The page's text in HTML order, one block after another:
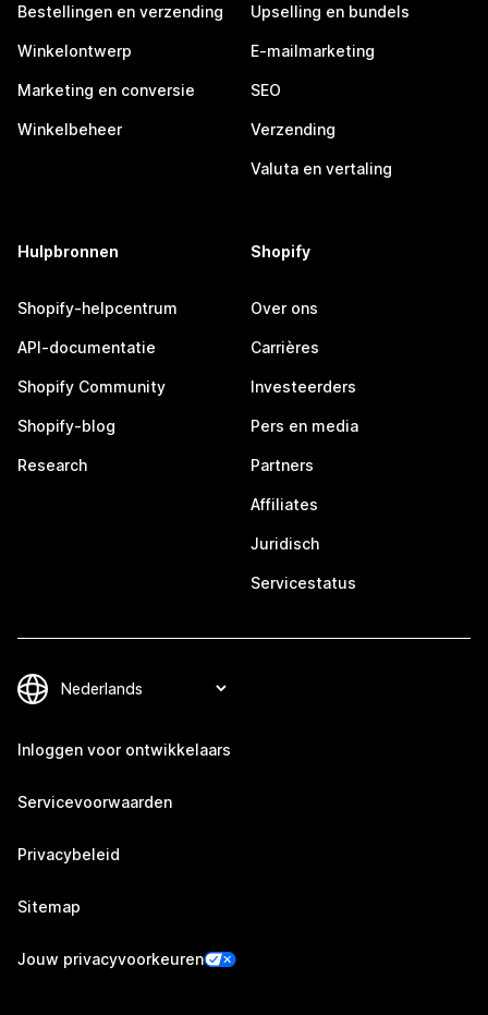
Bestellingen en verzending
Winkelontwerp
Marketing en conversie
Winkelbeheer
Upselling en bundels
E-mailmarketing
SEO
Verzending
Valuta en vertaling
Hulpbronnen
Shopify-helpcentrum
API-documentatie
Shopify Community
Shopify-blog
Research
Shopify
Over ons
Carrières
Investeerders
Pers en media
Partners
Affiliates
Juridisch
Servicestatus
Inloggen voor ontwikkelaars
Servicevoorwaarden
Privacybeleid
Sitemap
Jouw privacyvoorkeuren